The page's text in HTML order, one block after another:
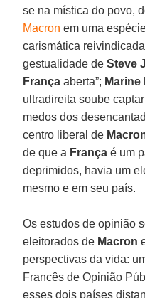
se na mística do povo,
Macron em uma
carismática
gestualidade deSteve
França aberta”; Marine
ultradireita soube
medos dos
centro liberal de
de que a França é um
deprimidos, havia um
mesmo e em seu país.
Os estudos de opinião
eleitorados de Macron
perspectivas da vida:
Francês de Opinião
esses dois países